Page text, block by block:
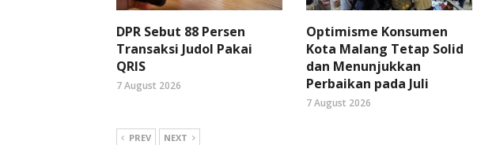
DPR Sebut 88 Persen
Transaksi Judol Pakai
QRIS
7 August 2026
Optimisme Konsumen
Kota Malang Tetap Solid
dan Menunjukkan
Perbaikan pada Juli
7 August 2026
PREV NEXT